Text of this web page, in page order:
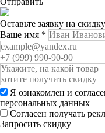
Оставьте заявку на
Ваше имя *
Я ознакомлен и
персональных данных
Согласен получать
Запросить скидку